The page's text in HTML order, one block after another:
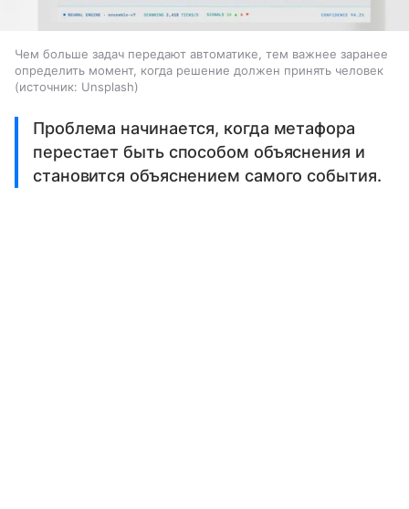
Чем больше задач передают автоматике, тем важнее заранее
определить момент, когда решение должен принять человек
источник: Unsplash
Проблема начинается, когда метафора
перестает быть способом объяснения и
становится объяснением самого события.